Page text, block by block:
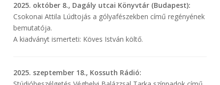
2025. október 8., Dagály utcai Könyvtár (Budapest):
Csokonai Attila Lúdtojás a gólyafészekben című regényének
bemutatója.
A kiadványt ismerteti: Köves István költő.
2025. szeptember 18., Kossuth Rádió: